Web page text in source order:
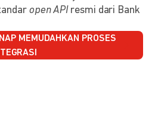
open APIresmi dari Bank
MEMUDAHKAN PROSES